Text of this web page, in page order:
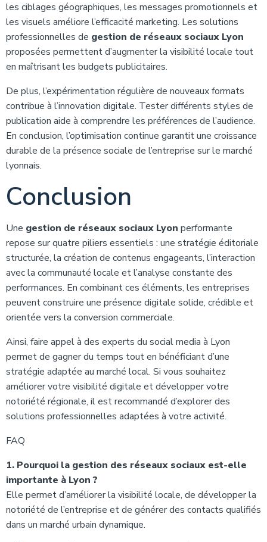
les ciblages géographiques, les messages promotionnels et
les visuels améliore l’efficacité marketing. Les solutions
professionnelles de gestion de réseaux sociaux Lyon
proposées permettent d’augmenter la visibilité locale tout
en maîtrisant les budgets publicitaires.
De plus, l’expérimentation régulière de nouveaux formats
contribue à l’innovation digitale. Tester différents styles de
publication aide à comprendre les préférences de l’audience.
En conclusion, l’optimisation continue garantit une croissance
durable de la présence sociale de l’entreprise sur le marché
lyonnais.
Conclusion
Une gestion de réseaux sociaux Lyon performante
repose sur quatre piliers essentiels : une stratégie éditoriale
structurée, la création de contenus engageants, l’interaction
avec la communauté locale et l’analyse constante des
performances. En combinant ces éléments, les entreprises
peuvent construire une présence digitale solide, crédible et
orientée vers la conversion commerciale.
Ainsi, faire appel à des experts du social media à Lyon
permet de gagner du temps tout en bénéficiant d’une
stratégie adaptée au marché local. Si vous souhaitez
améliorer votre visibilité digitale et développer votre
notoriété régionale, il est recommandé d’explorer des
solutions professionnelles adaptées à votre activité.
FAQ
1. Pourquoi la gestion des réseaux sociaux est-elle
importante à Lyon ?
Elle permet d’améliorer la visibilité locale, de développer la
notoriété de l’entreprise et de générer des contacts qualifiés
dans un marché urbain dynamique.